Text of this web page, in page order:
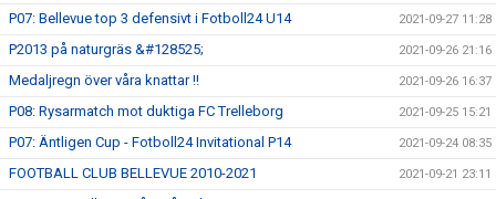
P07: Bellevue top 3 defensivt i Fotboll24 U14 2021-09-27 11:28
P2013 på naturgräs &#128525; 2021-09-26 21:16
Medaljregn över våra knattar !! 2021-09-26 16:37
P08: Rysarmatch mot duktiga FC Trelleborg 2021-09-25 15:21
P07: Äntligen Cup - Fotboll24 Invitational P14 2021-09-24 08:35
FOOTBALL CLUB BELLEVUE 2010-2021 2021-09-21 23:11